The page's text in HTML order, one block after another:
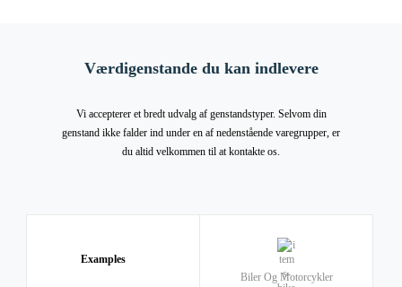
Værdigenstande du kan indlevere
Vi accepterer et bredt udvalg af genstandstyper. Selvom din
genstand ikke falder ind under en af nedenstående varegrupper, er
du altid velkommen til at kontakte os.
Examples
Biler Og Motorcykler